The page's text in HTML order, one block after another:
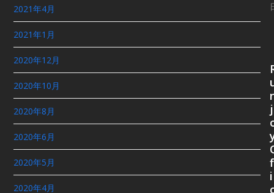
2021年4月
2021年1月
2020年12月
2020年10月
2020年8月
2020年6月
2020年5月
2020年4月
j
i